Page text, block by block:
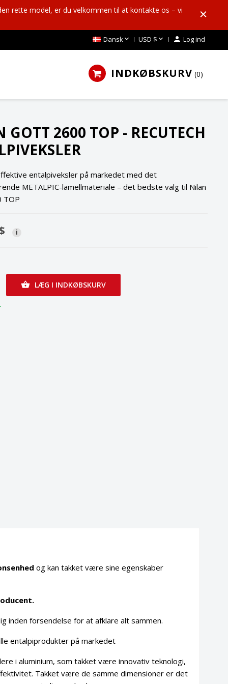
rette model, er du velkommen til at kontakte os – vi
Dansk USD $  Log ind
INDKØBSKURV 0
GOTT 2600 TOP - RECUTECH
entalpiveksler på markedet med det
METALPIC-lamellmateriale – det bedste valg til Nilan
TOP
i
 LÆG I INDKØBSKURV
og kan takket være sine egenskaber
inden forsendelse for at afklare alt sammen.
entalpiprodukter på markedet
i aluminium, som takket være innovativ teknologi,
Takket være de samme dimensioner er det